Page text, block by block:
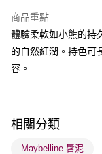
BoC Pay
送貨方式
順豐自助櫃 - 確認發
順豐站及營業點 - 確
商品重點
體驗柔軟如小熊的持
的自然紅潤。持色可
容。
相關分類
Maybelline 唇泥